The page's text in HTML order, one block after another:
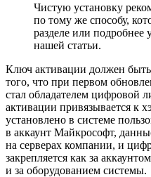
Чистую установку
по тому же способу,
разделе или подробнее
нашей статьи.
Ключ активации должен быть
того, что при первом
стал обладателем цифровой
активации привязывается к
установлено в системе
в аккаунт Майкрософт,
на серверах компании, и
закрепляется как за
и за оборудованием системы.